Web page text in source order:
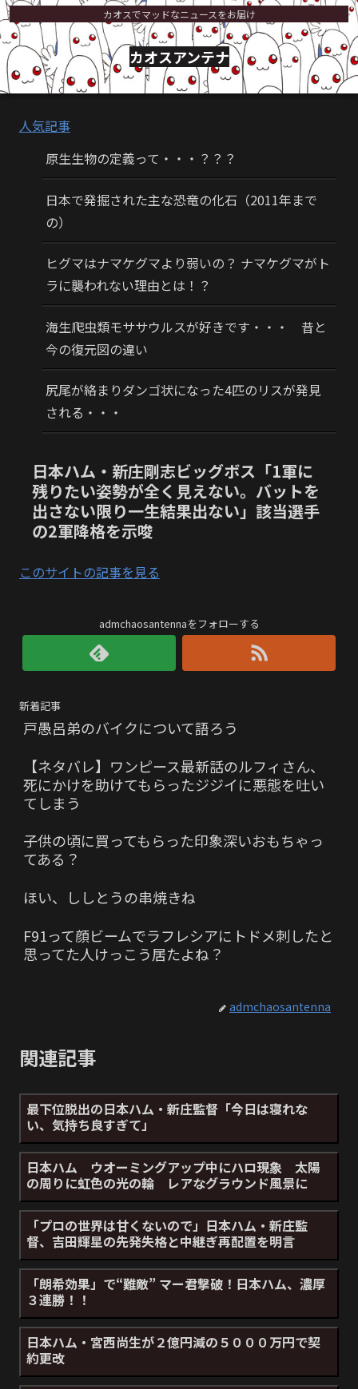
カオスでマッドなニュースをお届け
カオスアンテナ
人気記事
原生生物の定義って・・・？？？
日本で発掘された主な恐竜の化石（2011年まで
の）
ヒグマはナマケグマより弱いの？ ナマケグマがト
ラに襲われない理由とは！？
海生爬虫類モササウルスが好きです・・・ 昔と
今の復元図の違い
尻尾が絡まりダンゴ状になった4匹のリスが発見
される・・・
日本ハム・新庄剛志ビッグボス「1軍に
残りたい姿勢が全く見えない。バットを
出さない限り一生結果出ない」該当選手
の2軍降格を示唆
このサイトの記事を見る
admchaosantennaをフォローする
新着記事
戸愚呂弟のバイクについて語ろう
【ネタバレ】ワンピース最新話のルフィさん、
死にかけを助けてもらったジジイに悪態を吐い
てしまう
子供の頃に買ってもらった印象深いおもちゃっ
てある？
ほい、ししとうの串焼きね
F91って顔ビームでラフレシアにトドメ刺したと
思ってた人けっこう居たよね？
admchaosantenna
関連記事
最下位脱出の日本ハム・新庄監督「今日は寝れな
い、気持ち良すぎて」
日本ハム ウオーミングアップ中にハロ現象 太陽
の周りに虹色の光の輪 レアなグラウンド風景に
「プロの世界は甘くないので」日本ハム・新庄監
督、吉田輝星の先発失格と中継ぎ再配置を明言
「朗希効果」で“難敵” マー君撃破！日本ハム、濃厚
３連勝！！
日本ハム・宮西尚生が２億円減の５０００万円で契
約更改